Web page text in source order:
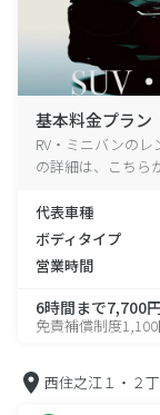
基本料金プラン
RV・ミニバンの
の詳細は、こちら
代表車種
ボディタイプ
営業時間
6時間まで7,700
免責補償制度
西住之江１・２